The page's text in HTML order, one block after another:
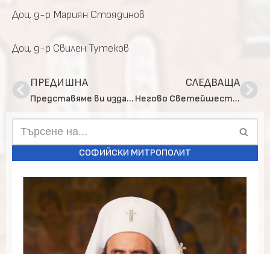
Доц. д-р Мариян Стоядинов
Доц. д-р Свилен Тутеков
ПРЕДИШНА
Представяме ви изданията на Синодално издателство на БПЦ-БП
СЛЕДВАЩА
Негово Светейшество патриарх Неофит се срещна с дарителя Игнат Канев
СОФИЙСКИ МИТРОПОЛИТ